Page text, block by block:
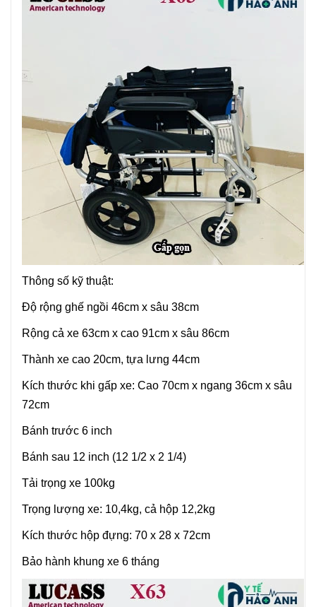
Thông số kỹ thuật:
Độ rộng ghế ngồi 46cm x sâu 38cm
Rộng cả xe 63cm x cao 91cm x sâu 86cm
Thành xe cao 20cm, tựa lưng 44cm
Kích thước khi gấp xe: Cao 70cm x ngang 36cm x sâu
72cm
Bánh trước 6 inch
Bánh sau 12 inch (12 1/2 x 2 1/4)
Tải trọng xe 100kg
Trọng lượng xe: 10,4kg, cả hộp 12,2kg
Kích thước hộp đựng: 70 x 28 x 72cm
Bảo hành khung xe 6 tháng